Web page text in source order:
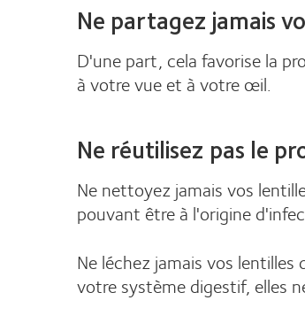
Ne partagez jamais
D'une part, cela favorise la
à votre vue et à votre œil.
Ne réutilisez pas le
Ne nettoyez jamais vos
pouvant être à l'origine
Ne léchez jamais vos
votre système digestif, elles